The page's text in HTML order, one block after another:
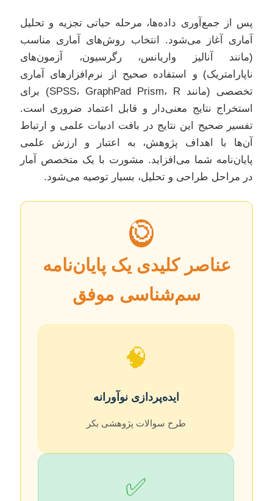
پس از جمع‌آوری داده‌ها، مرحله حیاتی تجزیه و تحلیل
آماری آغاز می‌شود. انتخاب روش‌های آماری مناسب
(مانند آنالیز واریانس، رگرسیون، آزمون‌های
ناپارامتریک) و استفاده صحیح از نرم‌افزارهای آماری
تخصصی (مانند SPSS، GraphPad Prism، R) برای
استخراج نتایج معنی‌دار و قابل اعتماد ضروری است.
تفسیر صحیح این نتایج در بافت ادبیات علمی و ارتباط
آن‌ها با اهداف پژوهش، به اعتبار و ارزش علمی
پایان‌نامه شما می‌افزاید. مشورت با یک متخصص آمار
در مراحل طراحی و تحلیل، بسیار توصیه می‌شود.
🎯
عناصر کلیدی یک پایان‌نامه
سم‌شناسی موفق
🧠
ایده‌پردازی نوآورانه
طرح سوالات پژوهشی بکر
✅